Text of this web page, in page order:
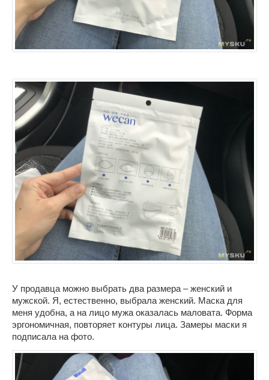
У продавца можно выбрать два размера – женский и
мужской. Я, естественно, выбрала женский. Маска для
меня удобна, а на лицо мужа оказалась маловата. Форма
эргономичная, повторяет контуры лица. Замеры маски я
подписала на фото.